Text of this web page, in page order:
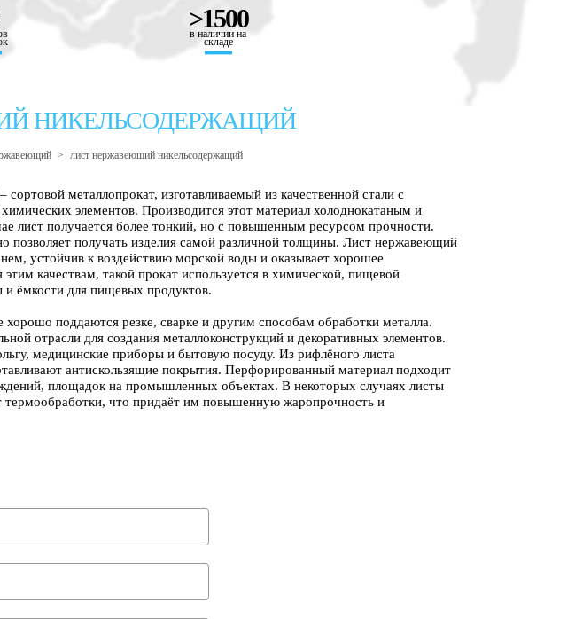
>1500
в наличии на
складе
НИКЕЛЬСОДЕРЖАЩИЙ
> лист нержавеющий никельсодержащий
металлопрокат, изготавливаемый из качественной стали с
элементов. Производится этот материал холоднокатаным и
лист получается более тонкий, но с повышенным ресурсом прочности.
позволяет получать изделия самой различной толщины. Лист нержавеющий
устойчив к воздействию морской воды и оказывает хорошее
качествам, такой прокат используется в химической, пищевой
ёмкости для пищевых продуктов.
поддаются резке, сварке и другим способам обработки металла.
отрасли для создания металлоконструкций и декоративных элементов.
медицинские приборы и бытовую посуду. Из рифлёного листа
антискользящие покрытия. Перфорированный материал подходит
площадок на промышленных объектах. В некоторых случаях листы
термообработки, что придаёт им повышенную жаропрочность и